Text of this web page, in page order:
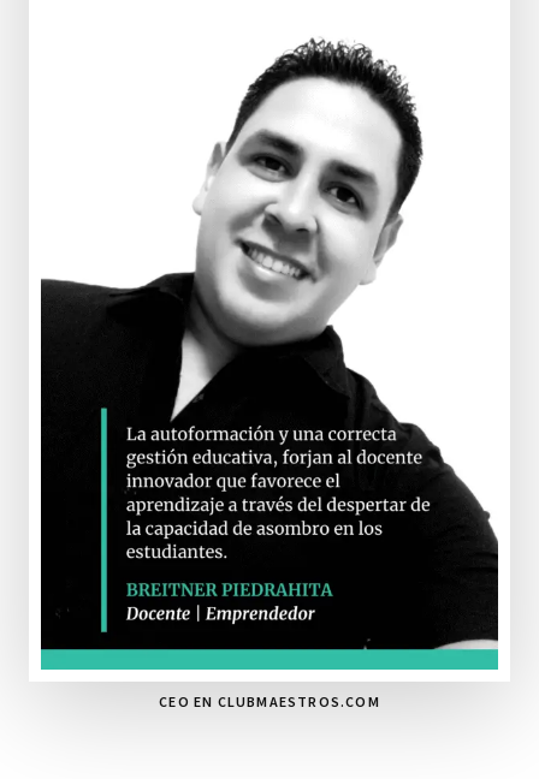
CEO EN CLUBMAESTROS.COM